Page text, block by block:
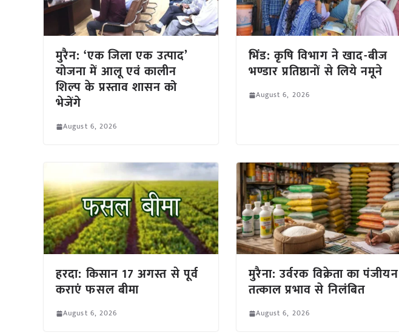
मुरैन: ‘एक जिला एक उत्पाद’
योजना में आलू एवं कालीन
शिल्प के प्रस्ताव शासन को
भेजेंगे
August 6, 2026
भिंड: कृषि विभाग ने खाद-बीज
भण्डार प्रतिष्ठानों से लिये नमूने
August 6, 2026
हरदा: किसान 17 अगस्त से पूर्व
कराएं फसल बीमा
August 6, 2026
मुरैना: उर्वरक विक्रेता का पंजीयन
तत्काल प्रभाव से निलंबित
August 6, 2026